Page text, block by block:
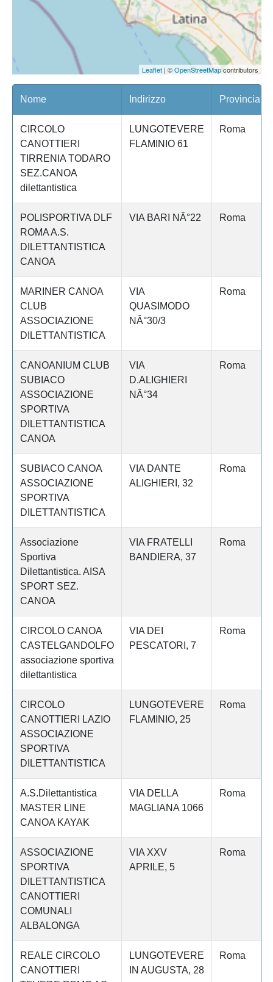
Leaflet| ©OpenStreetMapcontributors
Nome Indirizzo Provincia
CIRCOLO
CANOTTIERI
TIRRENIA TODARO
SEZ.CANOA
dilettantistica
LUNGOTEVERE
FLAMINIO 61
Roma
POLISPORTIVA DLF
ROMA A.S.
DILETTANTISTICA
CANOA
VIA BARI NÂ°22 Roma
MARINER CANOA
CLUB
ASSOCIAZIONE
DILETTANTISTICA
VIA
QUASIMODO
NÂ°30/3
Roma
CANOANIUM CLUB
SUBIACO
ASSOCIAZIONE
SPORTIVA
DILETTANTISTICA
CANOA
VIA
D.ALIGHIERI
NÂ°34
Roma
SUBIACO CANOA
ASSOCIAZIONE
SPORTIVA
DILETTANTISTICA
VIA DANTE
ALIGHIERI, 32
Roma
Associazione
Sportiva
Dilettantistica. AISA
SPORT SEZ.
CANOA
VIA FRATELLI
BANDIERA, 37
Roma
CIRCOLO CANOA
CASTELGANDOLFO
associazione sportiva
dilettantistica
VIA DEI
PESCATORI, 7
Roma
CIRCOLO
CANOTTIERI LAZIO
ASSOCIAZIONE
SPORTIVA
DILETTANTISTICA
LUNGOTEVERE
FLAMINIO, 25
Roma
A.S.Dilettantistica
MASTER LINE
CANOA KAYAK
VIA DELLA
MAGLIANA 1066
Roma
ASSOCIAZIONE
SPORTIVA
DILETTANTISTICA
CANOTTIERI
COMUNALI
ALBALONGA
VIA XXV
APRILE, 5
Roma
REALE CIRCOLO
CANOTTIERI
LUNGOTEVERE
IN AUGUSTA, 28
Roma